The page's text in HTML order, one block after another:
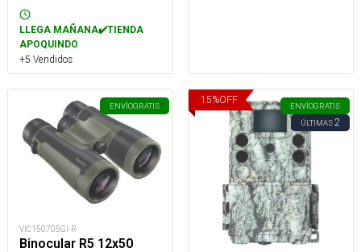
LLEGA MAÑANA✔️TIENDA
APOQUINDO
+5 Vendidos
ENVÍOGRATIS
VIC150705GI-R
Binocular R5 12x50
15%OFF
ENVÍOGRATIS
ÚLTIMAS2